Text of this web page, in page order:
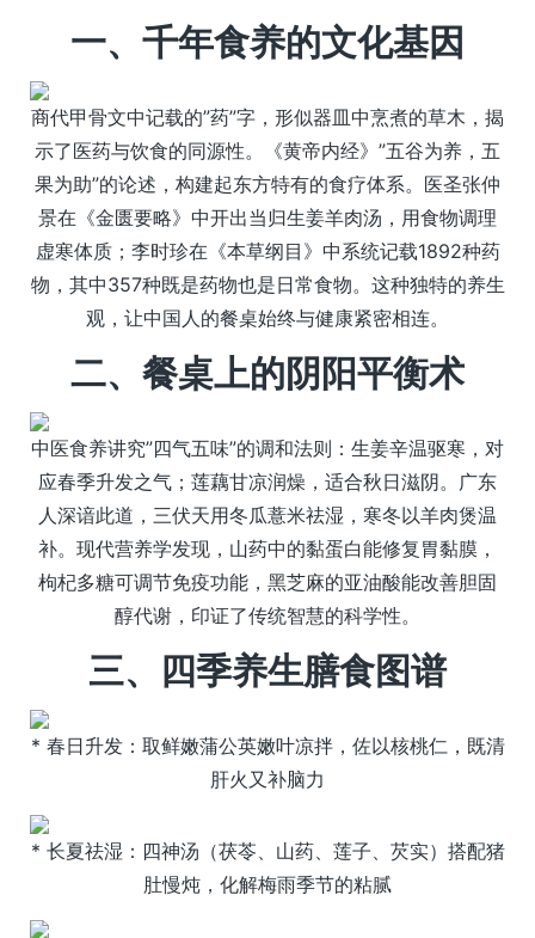
一、千年食养的文化基因
商代甲骨文中记载的”药”字，形似器皿中烹煮的草木，揭
示了医药与饮食的同源性。《黄帝内经》”五谷为养，五
果为助”的论述，构建起东方特有的食疗体系。医圣张仲
景在《金匮要略》中开出当归生姜羊肉汤，用食物调理
虚寒体质；李时珍在《本草纲目》中系统记载1892种药
物，其中357种既是药物也是日常食物。这种独特的养生
观，让中国人的餐桌始终与健康紧密相连。
二、餐桌上的阴阳平衡术
中医食养讲究”四气五味”的调和法则：生姜辛温驱寒，对
应春季升发之气；莲藕甘凉润燥，适合秋日滋阴。广东
人深谙此道，三伏天用冬瓜薏米祛湿，寒冬以羊肉煲温
补。现代营养学发现，山药中的黏蛋白能修复胃黏膜，
枸杞多糖可调节免疫功能，黑芝麻的亚油酸能改善胆固
醇代谢，印证了传统智慧的科学性。
三、四季养生膳食图谱
* 春日升发：取鲜嫩蒲公英嫩叶凉拌，佐以核桃仁，既清
肝火又补脑力
* 长夏祛湿：四神汤（茯苓、山药、莲子、芡实）搭配猪
肚慢炖，化解梅雨季节的粘腻